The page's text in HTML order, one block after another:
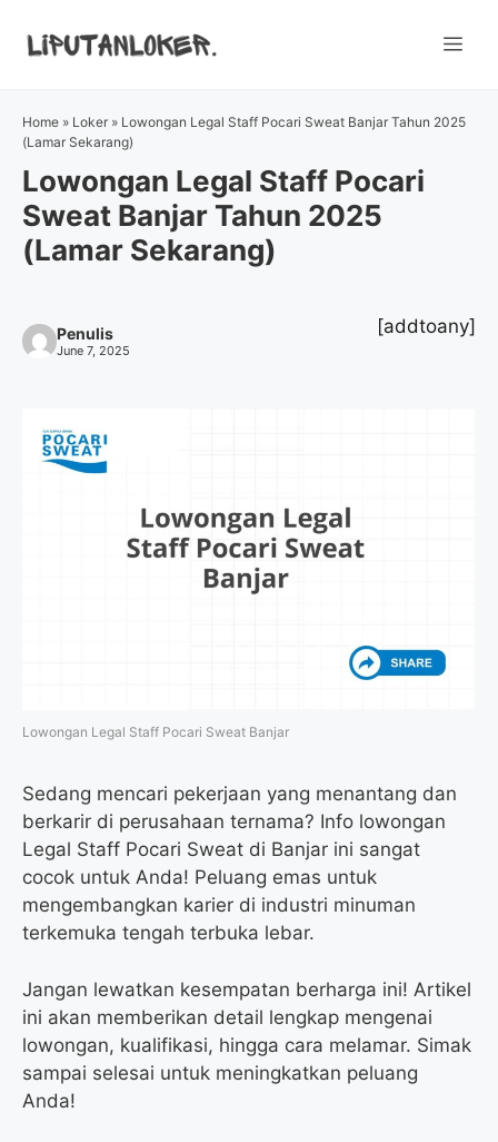
Home » Loker » Lowongan Legal Staff Pocari Sweat Banjar Tahun 2025
(Lamar Sekarang)
Lowongan Legal Staff Pocari
Sweat Banjar Tahun 2025
(Lamar Sekarang)
Penulis
June 7, 2025
[addtoany]
Lowongan Legal Staff Pocari Sweat Banjar
Sedang mencari pekerjaan yang menantang dan
berkarir di perusahaan ternama? Info lowongan
Legal Staff Pocari Sweat di Banjar ini sangat
cocok untuk Anda! Peluang emas untuk
mengembangkan karier di industri minuman
terkemuka tengah terbuka lebar.
Jangan lewatkan kesempatan berharga ini! Artikel
ini akan memberikan detail lengkap mengenai
lowongan, kualifikasi, hingga cara melamar. Simak
sampai selesai untuk meningkatkan peluang
Anda!